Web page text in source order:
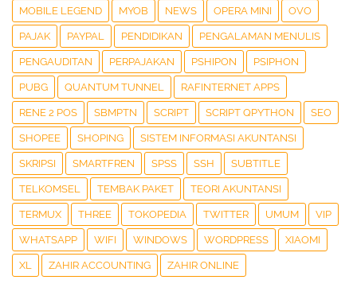
MOBILE LEGEND MYOB NEWS OPERA MINI OVO
PAJAK PAYPAL PENDIDIKAN PENGALAMAN MENULIS
PENGAUDITAN PERPAJAKAN PSHIPON PSIPHON
PUBG QUANTUM TUNNEL RAFINTERNET APPS
RENE 2 POS SBMPTN SCRIPT SCRIPT QPYTHON SEO
SHOPEE SHOPING SISTEM INFORMASI AKUNTANSI
SKRIPSI SMARTFREN SPSS SSH SUBTITLE
TELKOMSEL TEMBAK PAKET TEORI AKUNTANSI
TERMUX THREE TOKOPEDIA TWITTER UMUM VIP
WHATSAPP WIFI WINDOWS WORDPRESS XIAOMI
XL ZAHIR ACCOUNTING ZAHIR ONLINE